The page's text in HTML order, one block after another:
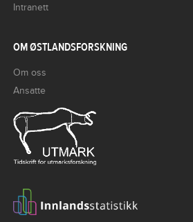
Intranett
OM ØSTLANDSFORSKNING
Om oss
Ansatte